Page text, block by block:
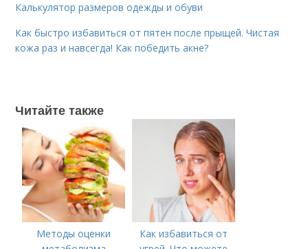
Калькулятор размеров одежды и обуви
Как быстро избавиться от пятен после прыщей. Чистая
кожа раз и навсегда! Как победить акне?
Читайте также
Методы оценки
Как избавиться от